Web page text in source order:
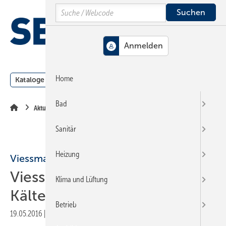
Hauptinhalt
Hauptmenü
SiteSearch
Kataloge Meldungen
Aktuelle Meldung
Viessmann
Viessmann übernimmt
Kältespezialisten kke
19.05.2016
Search
Home
Bad
Sanitär
Heizung
Klima und Lüftung
Betrieb